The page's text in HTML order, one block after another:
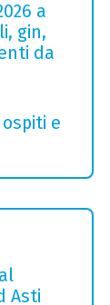
a
gin,
da
e
Asti